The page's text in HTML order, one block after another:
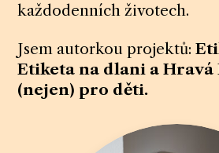
každodenních životech.
Jsem autorkou projektů:
Etiketa na dlani a Hravá
(nejen) pro děti.